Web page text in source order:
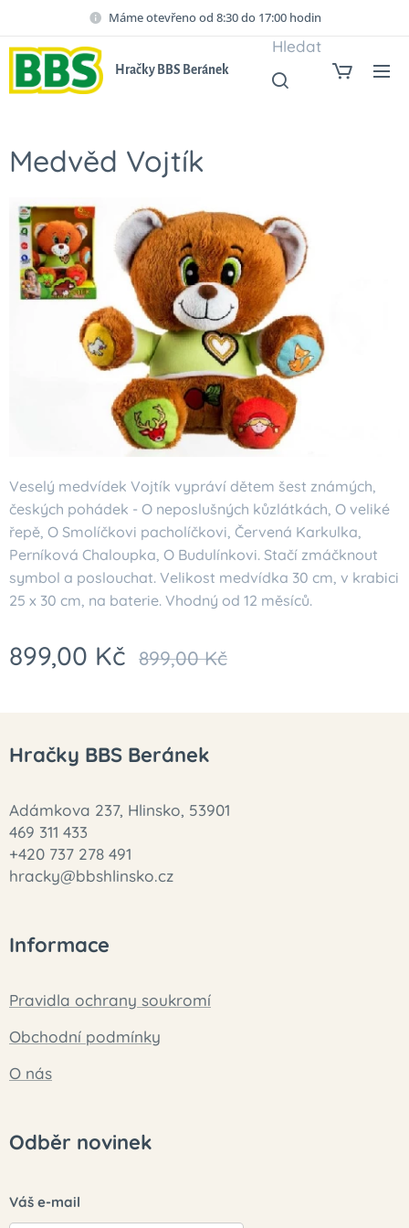
Máme otevřeno od 8:30 do 17:00 hodin
Hračky BBS Beránek
Hledat
Medvěd Vojtík
Veselý medvídek Vojtík vypráví dětem šest známých,
českých pohádek - O neposlušných kůzlátkách, O veliké
řepě, O Smolíčkovi pacholíčkovi, Červená Karkulka,
Perníková Chaloupka, O Budulínkovi. Stačí zmáčknout
symbol a poslouchat. Velikost medvídka 30 cm, v krabici
25 x 30 cm, na baterie. Vhodný od 12 měsíců.
899,00 Kč 899,00Kč
Hračky BBS Beránek
Adámkova 237, Hlinsko, 53901
469 311 433
+420 737 278 491
hracky@bbshlinsko.cz
Informace
Pravidla ochrany soukromí
Obchodní podmínky
O nás
Odběr novinek
Váš e-mail